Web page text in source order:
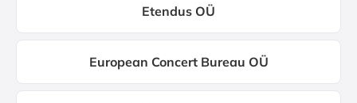
Etendus OÜ
European Concert Bureau OÜ